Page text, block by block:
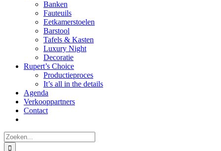
Banken
Fauteuils
Eetkamerstoelen
Barstool
Tafels & Kasten
Luxury Night
Decoratie
Rupert’s Choice
Productieproces
It’s all in the details
Agenda
Verkooppartners
Contact
Zoeken
naar: